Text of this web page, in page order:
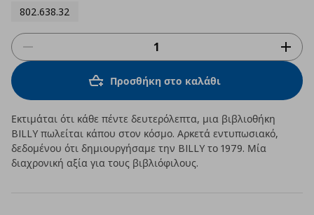
802.638.32
Προσθήκη στο καλάθι
Εκτιμάται ότι κάθε πέντε δευτερόλεπτα, μια βιβλιοθήκη
BILLY πωλείται κάπου στον κόσμο. Αρκετά εντυπωσιακό,
δεδομένου ότι δημιουργήσαμε την BILLY το 1979. Μία
διαχρονική αξία για τους βιβλιόφιλους.